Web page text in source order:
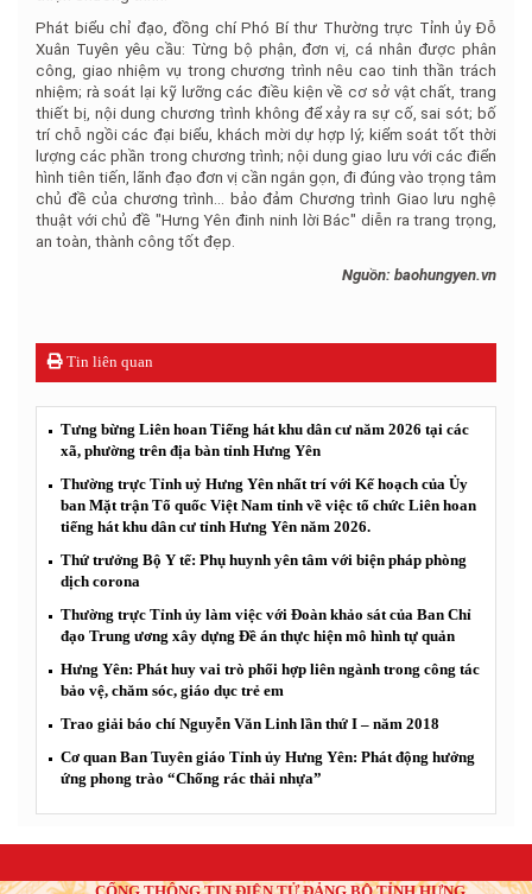
Phát biểu chỉ đạo, đồng chí Phó Bí thư Thường trực Tỉnh ủy Đỗ
Xuân Tuyên yêu cầu: Từng bộ phận, đơn vị, cá nhân được phân
công, giao nhiệm vụ trong chương trình nêu cao tinh thần trách
nhiệm; rà soát lại kỹ lưỡng các điều kiện về cơ sở vật chất, trang
thiết bị, nội dung chương trình không để xảy ra sự cố, sai sót; bố
trí chỗ ngồi các đại biểu, khách mời dự hợp lý; kiểm soát tốt thời
lượng các phần trong chương trình; nội dung giao lưu với các điển
hình tiên tiến, lãnh đạo đơn vị cần ngắn gọn, đi đúng vào trọng tâm
chủ đề của chương trình… bảo đảm Chương trình Giao lưu nghệ
thuật với chủ đề "Hưng Yên đinh ninh lời Bác" diễn ra trang trọng,
an toàn, thành công tốt đẹp.
Nguồn: baohungyen.vn
Tin liên quan
Tưng bừng Liên hoan Tiếng hát khu dân cư năm 2026 tại các
xã, phường trên địa bàn tỉnh Hưng Yên
Thường trực Tỉnh uỷ Hưng Yên nhất trí với Kế hoạch của Ủy
ban Mặt trận Tổ quốc Việt Nam tỉnh về việc tổ chức Liên hoan
tiếng hát khu dân cư tỉnh Hưng Yên năm 2026.
Thứ trưởng Bộ Y tế: Phụ huynh yên tâm với biện pháp phòng
dịch corona
Thường trực Tỉnh ủy làm việc với Đoàn khảo sát của Ban Chỉ
đạo Trung ương xây dựng Đề án thực hiện mô hình tự quản
Hưng Yên: Phát huy vai trò phối hợp liên ngành trong công tác
bảo vệ, chăm sóc, giáo dục trẻ em
Trao giải báo chí Nguyễn Văn Linh lần thứ I – năm 2018
Cơ quan Ban Tuyên giáo Tỉnh ủy Hưng Yên: Phát động hưởng
ứng phong trào “Chống rác thải nhựa”